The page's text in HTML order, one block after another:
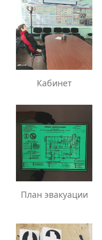
Кабинет
План эвакуации